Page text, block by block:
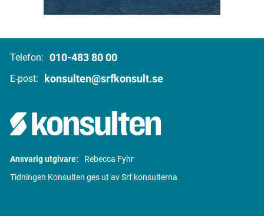
Telefon: 010-483 80 00
E-post: konsulten@srfkonsult.se
Ansvarig utgivare:
Rebecca Fyhr
Tidningen Konsulten ges ut av Srf konsulterna